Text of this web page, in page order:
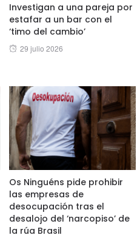
Investigan a una pareja por
estafar a un bar con el
‘timo del cambio’
Posted
29 julio 2026
Os Ninguéns pide prohibir
las empresas de
desocupación tras el
desalojo del ‘narcopiso’ de
la rúa Brasil